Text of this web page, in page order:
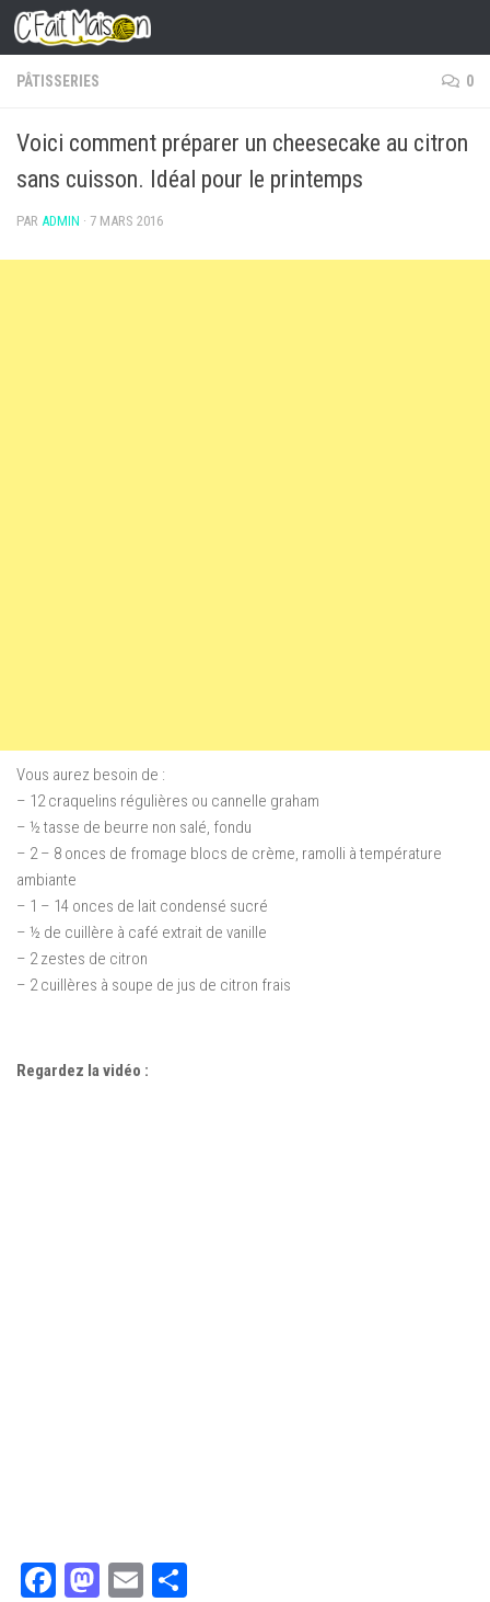
Skip to content
PÂTISSERIES 0
Voici comment préparer un cheesecake au citron
sans cuisson. Idéal pour le printemps
PAR ADMIN · 7 MARS 2016
Vous aurez besoin de :
– 12 craquelins régulières ou cannelle graham
– ½ tasse de beurre non salé, fondu
– 2 – 8 onces de fromage blocs de crème, ramolli à température
ambiante
– 1 – 14 onces de lait condensé sucré
– ½ de cuillère à café extrait de vanille
– 2 zestes de citron
– 2 cuillères à soupe de jus de citron frais
Regardez la vidéo :
Facebook
Mastodon
Email